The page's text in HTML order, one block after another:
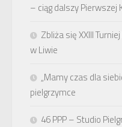
– ciąg dalszy Pierwszej
Zbliża się XXIII
w Liwie
„Mamy czas dla
pielgrzymce
46 PPP – Studio